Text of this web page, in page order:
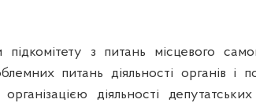
з питань місцевого
питань діяльності органів і
діяльності